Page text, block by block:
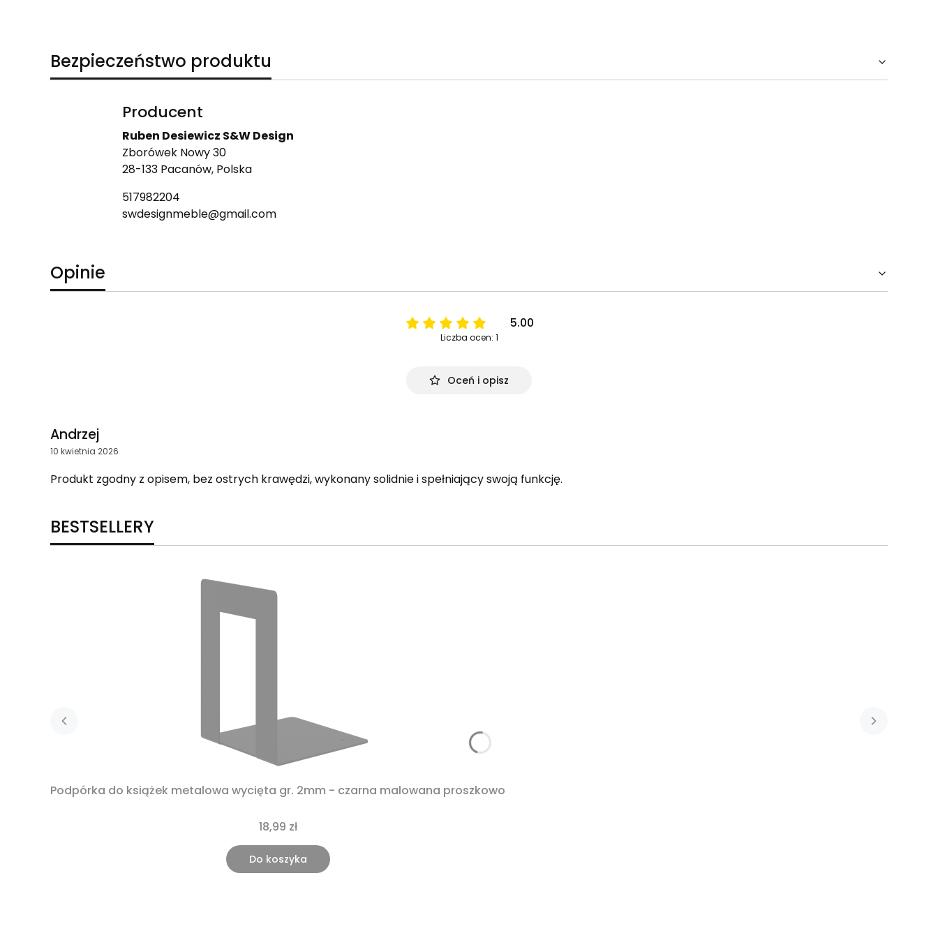
Bezpieczeństwo produktu
Producent
Ruben Desiewicz S&W Design
Zborówek Nowy 30
28-133 Pacanów, Polska
517982204
swdesignmeble@gmail.com
Opinie
5.00
Liczba ocen: 1
Oceń i opisz
Andrzej
10 kwietnia 2026
Produkt zgodny z opisem, bez ostrych krawędzi, wykonany solidnie i spełniający swoją funkcję.
BESTSELLERY
Podpórka do książek metalowa wycięta gr. 2mm - czarna malowana proszkowo
18,99 zł
Do koszyka